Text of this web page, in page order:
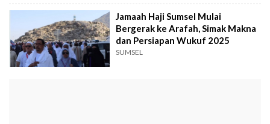
Jamaah Haji Sumsel Mulai
Bergerak ke Arafah, Simak Makna
dan Persiapan Wukuf 2025
SUMSEL